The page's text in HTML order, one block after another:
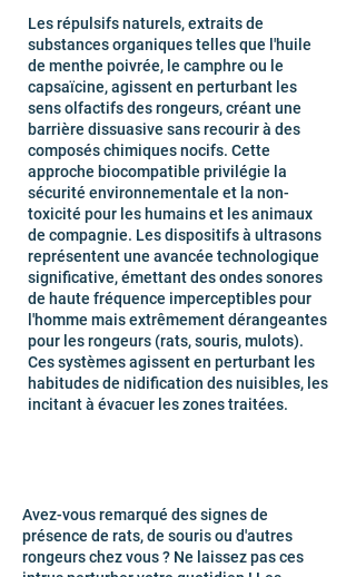
Les répulsifs naturels, extraits de
substances organiques telles que l'huile
de menthe poivrée, le camphre ou le
capsaïcine, agissent en perturbant les
sens olfactifs des rongeurs, créant une
barrière dissuasive sans recourir à des
composés chimiques nocifs. Cette
approche biocompatible privilégie la
sécurité environnementale et la non-
toxicité pour les humains et les animaux
de compagnie. Les dispositifs à ultrasons
représentent une avancée technologique
significative, émettant des ondes sonores
de haute fréquence imperceptibles pour
l'homme mais extrêmement dérangeantes
pour les rongeurs (rats, souris, mulots).
Ces systèmes agissent en perturbant les
habitudes de nidification des nuisibles, les
incitant à évacuer les zones traitées.
Avez-vous remarqué des signes de
présence de rats, de souris ou d'autres
rongeurs chez vous ? Ne laissez pas ces